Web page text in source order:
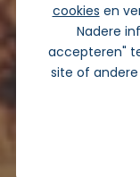
cookies en
Nadere
accepteren"
site of